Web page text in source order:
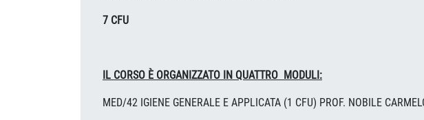
7 CFU
IL CORSO È ORGANIZZATO IN QUATTRO MODULI:
MED/42 IGIENE GENERALE E APPLICATA (1 CFU) PROF. NOBILE